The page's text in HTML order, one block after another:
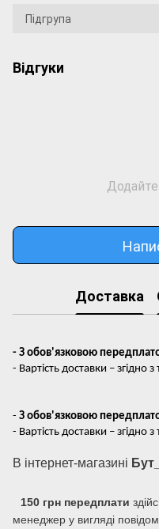
Підгрупа
Відгуки
Доставка
- З обов'язковою
- Вартість доставки –
- З обов'язковою
- Вартість доставки –
В інтернет-магазині
150 грн передплати
менеджер у вигляді